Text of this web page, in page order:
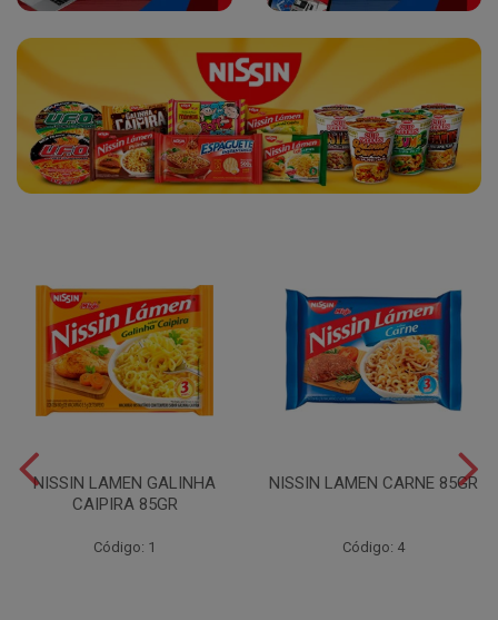
NISSIN LAMEN GALINHA
CAIPIRA 85GR
Código: 1
NISSIN LAMEN CARNE 85GR
Código: 4